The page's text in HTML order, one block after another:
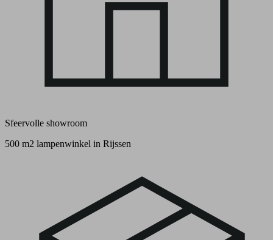
Sfeervolle showroom
500 m2 lampenwinkel in Rijssen